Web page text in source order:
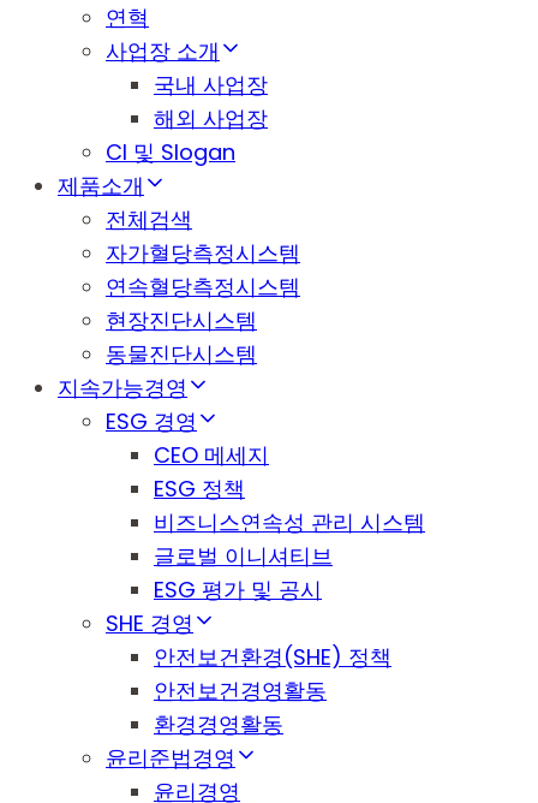
연혁
사업장 소개
국내 사업장
해외 사업장
CI 및 Slogan
제품소개
전체검색
자가혈당측정시스템
연속혈당측정시스템
현장진단시스템
동물진단시스템
지속가능경영
ESG 경영
CEO 메세지
ESG 정책
비즈니스연속성 관리 시스템
글로벌 이니셔티브
ESG 평가 및 공시
SHE 경영
안전보건환경(SHE) 정책
안전보건경영활동
환경경영활동
윤리준법경영
윤리경영